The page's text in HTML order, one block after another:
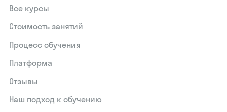
Все курсы
Стоимость занятий
Процесс обучения
Платформа
Отзывы
Наш подход к обучению